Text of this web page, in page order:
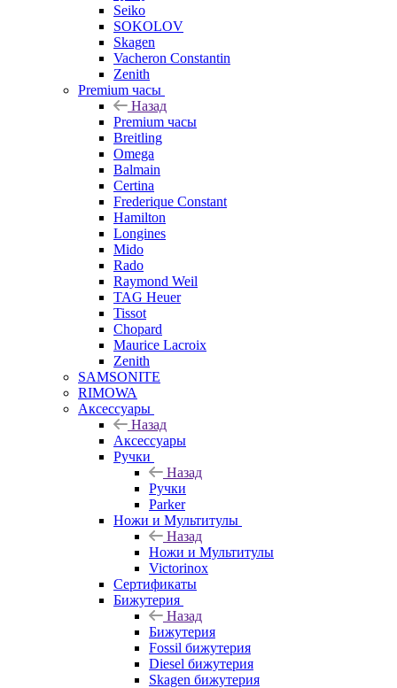
Seiko
SOKOLOV
Skagen
Vacheron Constantin
Zenith
Premium часы
Назад
Premium часы
Breitling
Omega
Balmain
Certina
Frederique Constant
Hamilton
Longines
Mido
Rado
Raymond Weil
TAG Heuer
Tissot
Chopard
Maurice Lacroix
Zenith
SAMSONITE
RIMOWA
Аксессуары
Назад
Аксессуары
Ручки
Назад
Ручки
Parker
Ножи и Мультитулы
Назад
Ножи и Мультитулы
Victorinox
Сертификаты
Бижутерия
Назад
Бижутерия
Fossil бижутерия
Diesel бижутерия
Skagen бижутерия